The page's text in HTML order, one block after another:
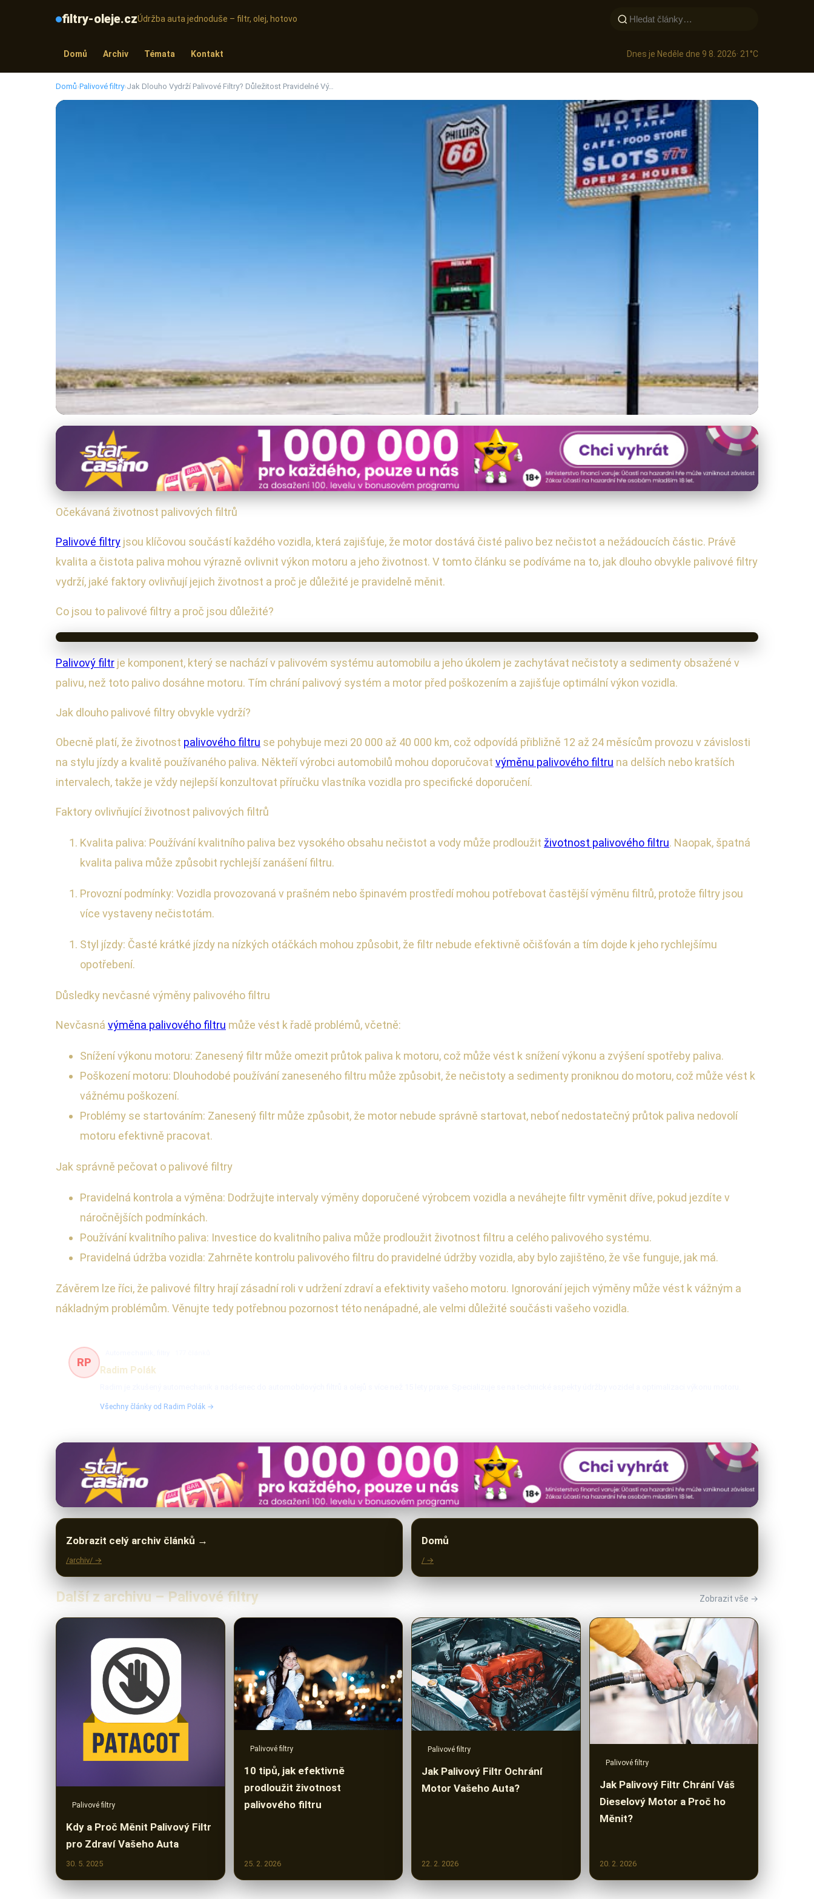
filtry-oleje.czÚdržba auta jednoduše – filtr, olej, hotovo
Domů Archiv Témata Kontakt Dnes je Neděle dne 9 8. 2026· 21°C
Domů›Palivové filtry›Jak Dlouho Vydrží Palivové Filtry? Důležitost Pravidelné Vý…
Palivové filtry
Jak Dlouho Vydrží Palivové Filtry? Důležitost Pravidelné Výměny
Očekávaná životnost palivových filtrů
Palivové filtry jsou klíčovou součástí každého vozidla, která zajišťuje, že motor dostává čisté palivo bez nečistot a nežádoucích částic. Právě
kvalita a čistota paliva mohou výrazně ovlivnit výkon motoru a jeho životnost. V tomto článku se podíváme na to, jak dlouho obvykle palivové filtry
vydrží, jaké faktory ovlivňují jejich životnost a proč je důležité je pravidelně měnit.
Co jsou to palivové filtry a proč jsou důležité?
Palivový filtr je komponent, který se nachází v palivovém systému automobilu a jeho úkolem je zachytávat nečistoty a sedimenty obsažené v
palivu, než toto palivo dosáhne motoru. Tím chrání palivový systém a motor před poškozením a zajišťuje optimální výkon vozidla.
Jak dlouho palivové filtry obvykle vydrží?
Obecně platí, že životnost palivového filtru se pohybuje mezi 20 000 až 40 000 km, což odpovídá přibližně 12 až 24 měsícům provozu v závislosti
na stylu jízdy a kvalitě používaného paliva. Někteří výrobci automobilů mohou doporučovat výměnu palivového filtru na delších nebo kratších
intervalech, takže je vždy nejlepší konzultovat příručku vlastníka vozidla pro specifické doporučení.
Faktory ovlivňující životnost palivových filtrů
Kvalita paliva: Používání kvalitního paliva bez vysokého obsahu nečistot a vody může prodloužit životnost palivového filtru. Naopak, špatná
kvalita paliva může způsobit rychlejší zanášení filtru.
Provozní podmínky: Vozidla provozovaná v prašném nebo špinavém prostředí mohou potřebovat častější výměnu filtrů, protože filtry jsou
více vystaveny nečistotám.
Styl jízdy: Časté krátké jízdy na nízkých otáčkách mohou způsobit, že filtr nebude efektivně očišťován a tím dojde k jeho rychlejšímu
opotřebení.
Důsledky nevčasné výměny palivového filtru
Nevčasná výměna palivového filtru může vést k řadě problémů, včetně:
Snížení výkonu motoru: Zanesený filtr může omezit průtok paliva k motoru, což může vést k snížení výkonu a zvýšení spotřeby paliva.
Poškození motoru: Dlouhodobé používání zaneseného filtru může způsobit, že nečistoty a sedimenty proniknou do motoru, což může vést k
vážnému poškození.
Problémy se startováním: Zanesený filtr může způsobit, že motor nebude správně startovat, neboť nedostatečný průtok paliva nedovolí
motoru efektivně pracovat.
Jak správně pečovat o palivové filtry
Pravidelná kontrola a výměna: Dodržujte intervaly výměny doporučené výrobcem vozidla a neváhejte filtr vyměnit dříve, pokud jezdíte v
náročnějších podmínkách.
Používání kvalitního paliva: Investice do kvalitního paliva může prodloužit životnost filtru a celého palivového systému.
Pravidelná údržba vozidla: Zahrněte kontrolu palivového filtru do pravidelné údržby vozidla, aby bylo zajištěno, že vše funguje, jak má.
Závěrem lze říci, že palivové filtry hrají zásadní roli v udržení zdraví a efektivity vašeho motoru. Ignorování jejich výměny může vést k vážným a
nákladným problémům. Věnujte tedy potřebnou pozornost této nenápadné, ale velmi důležité součásti vašeho vozidla.
RP
Radim Polák
Všechny články od Radim Polák →
Zobrazit celý archiv článků →
/archiv/ →
Domů
/ →
Další z archivu – Palivové filtry Zobrazit vše →
Palivové filtry
Kdy a Proč Měnit Palivový Filtr
pro Zdraví Vašeho Auta
30. 5. 2025
Palivové filtry
10 tipů, jak efektivně
prodloužit životnost
palivového filtru
25. 2. 2026
Palivové filtry
Jak Palivový Filtr Ochrání
Motor Vašeho Auta?
22. 2. 2026
Palivové filtry
Jak Palivový Filtr Chrání Váš
Dieselový Motor a Proč ho
Měnit?
20. 2. 2026